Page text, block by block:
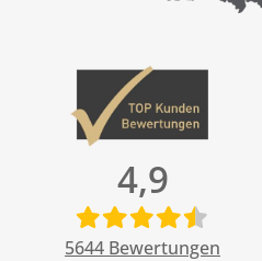
4,9
5644 Bewertungen